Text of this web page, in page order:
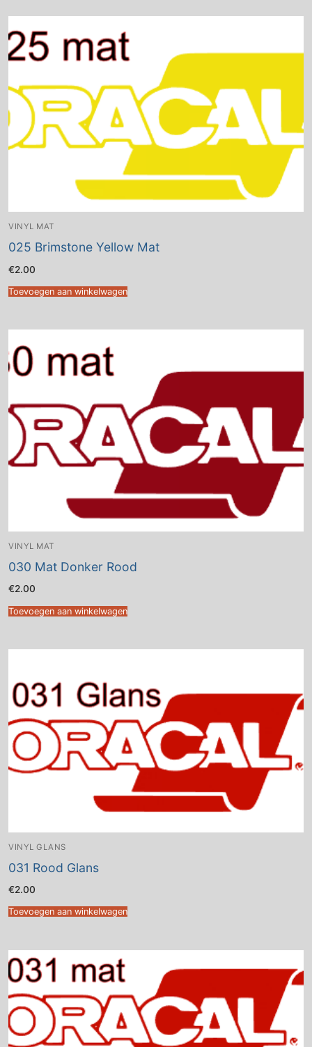
VINYL MAT
025 Brimstone Yellow Mat
€2.00
Toevoegen aan winkelwagen
VINYL MAT
030 Mat Donker Rood
€2.00
Toevoegen aan winkelwagen
VINYL GLANS
031 Rood Glans
€2.00
Toevoegen aan winkelwagen